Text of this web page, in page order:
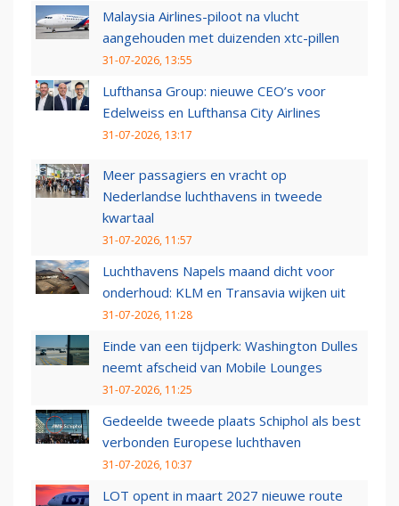
Malaysia Airlines-piloot na vlucht
aangehouden met duizenden xtc-pillen
31-07-2026, 13:55
Lufthansa Group: nieuwe CEO’s voor
Edelweiss en Lufthansa City Airlines
31-07-2026, 13:17
Meer passagiers en vracht op
Nederlandse luchthavens in tweede
kwartaal
31-07-2026, 11:57
Luchthavens Napels maand dicht voor
onderhoud: KLM en Transavia wijken uit
31-07-2026, 11:28
Einde van een tijdperk: Washington Dulles
neemt afscheid van Mobile Lounges
31-07-2026, 11:25
Gedeelde tweede plaats Schiphol als best
verbonden Europese luchthaven
31-07-2026, 10:37
LOT opent in maart 2027 nieuwe route